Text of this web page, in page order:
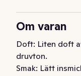
Om varan
Doft: Liten doft
druvton.
Smak: Lätt